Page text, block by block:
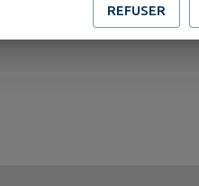
REFUSER